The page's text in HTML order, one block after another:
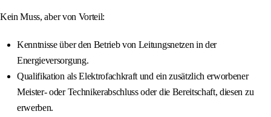
Kein Muss, aber von Vorteil:
Kenntnisse über den Betrieb von Leitungsnetzen in der
Energieversorgung.
Qualifikation als Elektrofachkraft und ein zusätzlich erworbener
Meister- oder Technikerabschluss oder die Bereitschaft, diesen zu
erwerben.